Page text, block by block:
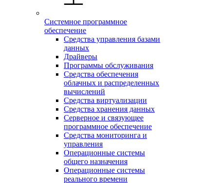
Системное программное
обеспечение
Средства управления базами
данных
Драйверы
Программы обслуживания
Средства обеспечения
облачных и распределенных
вычислений
Средства виртуализации
Средства хранения данных
Серверное и связующее
программное обеспечение
Средства мониторинга и
управления
Операционные системы
общего назначения
Операционные системы
реального времени